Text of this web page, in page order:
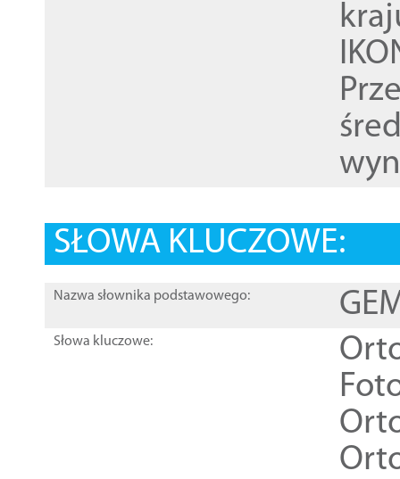
SŁOWA KLUCZOWE:
Nazwa słownika podstawowego:
Słowa kluczowe: